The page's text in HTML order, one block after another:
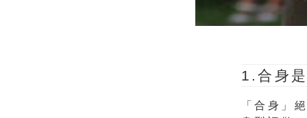
1.合身
「合身」